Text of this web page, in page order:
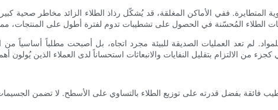
ففي الأماكن المغلقة، قد يُشكّل رذاذ الطلاء الزائد مخاطر صحية
لم تعد العمليات الصديقة للبيئة مجرد اتجاه، بل أصبحت مطلباً أساسياً
فائقة بفضل قدرته على توزيع الطلاء بالتساوي على الأسطح. لا تضمن